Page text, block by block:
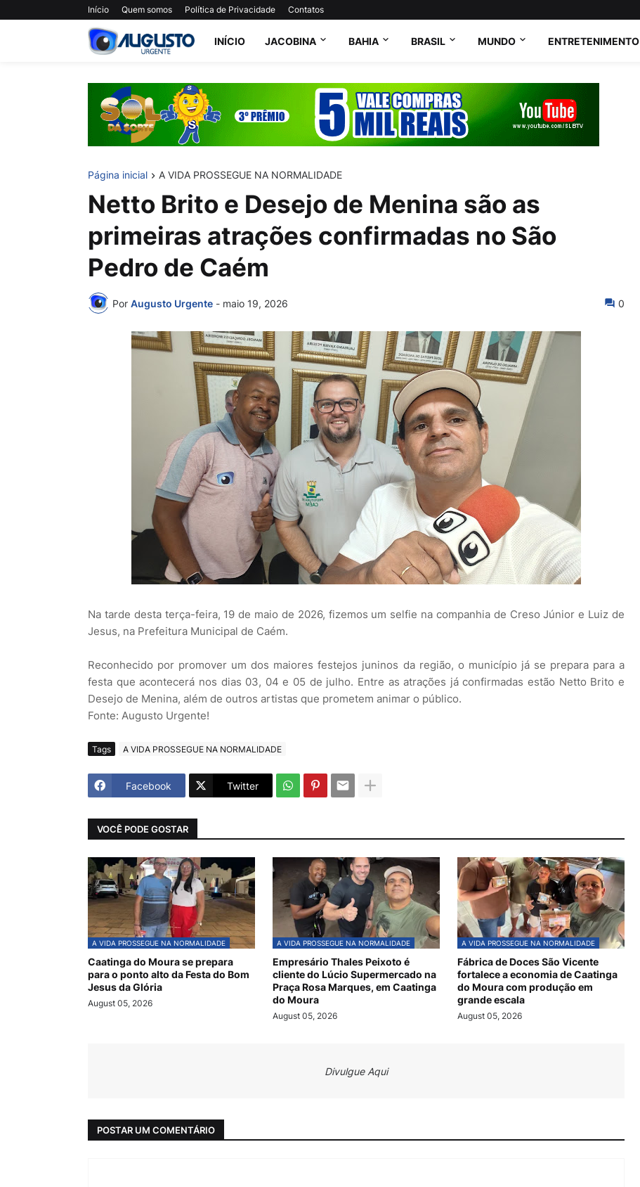
Início Quem somos Política de Privacidade Contatos
INÍCIO JACOBINA BAHIA BRASIL MUNDO ENTRETENIMENTO
Página inicial A VIDA PROSSEGUE NA NORMALIDADE
Netto Brito e Desejo de Menina são as
primeiras atrações confirmadas no São
Pedro de Caém
Por Augusto Urgente - maio 19, 2026 0
Na tarde desta terça-feira, 19 de maio de 2026, fizemos um selfie na companhia de Creso Júnior e Luiz de
Jesus, na Prefeitura Municipal de Caém.
Reconhecido por promover um dos maiores festejos juninos da região, o município já se prepara para a
festa que acontecerá nos dias 03, 04 e 05 de julho. Entre as atrações já confirmadas estão Netto Brito e
Desejo de Menina, além de outros artistas que prometem animar o público.
Fonte: Augusto Urgente!
Tags A VIDA PROSSEGUE NA NORMALIDADE
Facebook Twitter
VOCÊ PODE GOSTAR
A VIDA PROSSEGUE NA NORMALIDADE
Caatinga do Moura se prepara
para o ponto alto da Festa do Bom
Jesus da Glória
August 05, 2026
A VIDA PROSSEGUE NA NORMALIDADE
Empresário Thales Peixoto é
cliente do Lúcio Supermercado na
Praça Rosa Marques, em Caatinga
do Moura
August 05, 2026
A VIDA PROSSEGUE NA NORMALIDADE
Fábrica de Doces São Vicente
fortalece a economia de Caatinga
do Moura com produção em
grande escala
August 05, 2026
Divulgue Aqui
POSTAR UM COMENTÁRIO